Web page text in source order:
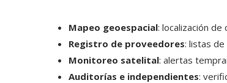
Mapeo geoespacial: localización de
Registro de proveedores: listas
Monitoreo satelital: alertas
Auditorías e independientes: